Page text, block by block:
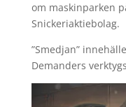
om maskinparken
Snickeriaktiebolag.
”Smedjan”
Demanders